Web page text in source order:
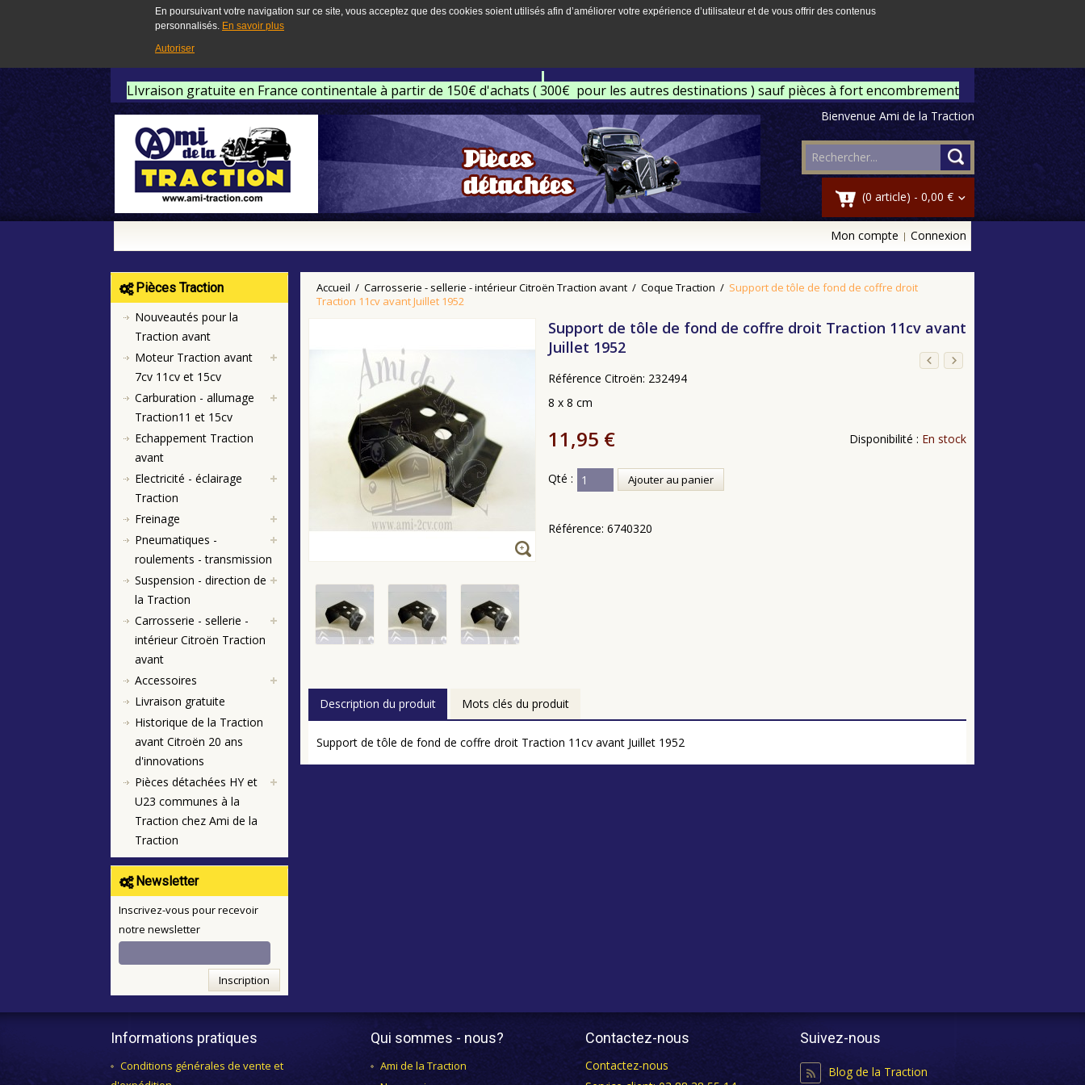
En poursuivant votre navigation sur ce site, vous acceptez que des cookies soient utilisés afin d’améliorer votre expérience d’utilisateur et de vous offrir des contenus
personnalisés. En savoir plus
Autoriser
LIvraison gratuite en France continentale à partir de 150€ d'achats ( 300€ pour les autres destinations ) sauf pièces à fort encombrement
Bienvenue Ami de la Traction
(0 article) - 0,00 €
Mon compte Connexion
Accueil / Carrosserie - sellerie - intérieur Citroën Traction avant / Coque Traction / Support de tôle de fond de coffre droit
Traction 11cv avant Juillet 1952
Support de tôle de fond de coffre droit Traction 11cv avant
Juillet 1952
Référence Citroën: 232494
8 x 8 cm
Disponibilité : En stock
11,95 €
Qté : Ajouter au panier
Référence: 6740320
Description du produit Mots clés du produit
Support de tôle de fond de coffre droit Traction 11cv avant Juillet 1952
Pièces Traction
Nouveautés pour la
Traction avant
Moteur Traction avant
7cv 11cv et 15cv
Carburation - allumage
Traction11 et 15cv
Echappement Traction
avant
Electricité - éclairage
Traction
Freinage
Pneumatiques -
roulements - transmission
Suspension - direction de
la Traction
Carrosserie - sellerie -
intérieur Citroën Traction
avant
Accessoires
Livraison gratuite
Historique de la Traction
avant Citroën 20 ans
d'innovations
Pièces détachées HY et
U23 communes à la
Traction chez Ami de la
Traction
Newsletter
Inscrivez-vous pour recevoir
notre newsletter
Inscription
Informations pratiques
Conditions générales de vente et
Qui sommes - nous?
Ami de la Traction
Contactez-nous
Contactez-nous
Suivez-nous
Blog de la Traction